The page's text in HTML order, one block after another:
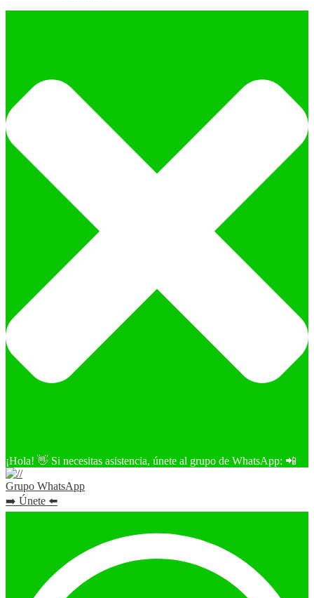
¡Hola! 👋 Si necesitas asistencia, únete al grupo de WhatsApp: 📲
Grupo WhatsApp
➡️ Únete ⬅️